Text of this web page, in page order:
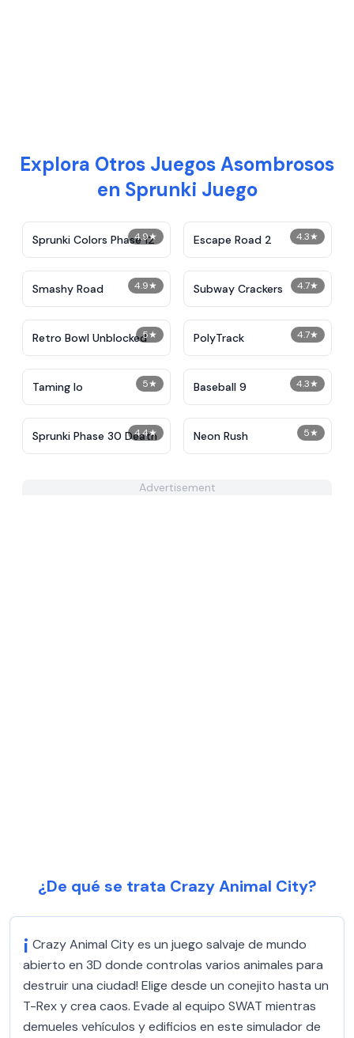
Explora Otros Juegos Asombrosos
en Sprunki Juego
4.9★
Sprunki Colors Phase 12 4.3★
Escape Road 2
4.9★
Smashy Road 4.7★
Subway Crackers
5★
Retro Bowl Unblocked 4.7★
PolyTrack
5★
Taming Io 4.3★
Baseball 9
4.4★
Sprunki Phase 30 Death 5★
Neon Rush
Advertisement
¿De qué se trata Crazy Animal City?
¡ Crazy Animal City es un juego salvaje de mundo
abierto en 3D donde controlas varios animales para
destruir una ciudad! Elige desde un conejito hasta un
T-Rex y crea caos. Evade al equipo SWAT mientras
demueles vehículos y edificios en este simulador de